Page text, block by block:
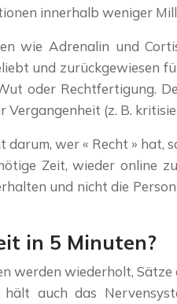
innerhalb weniger
wie Adrenalin und
und zurückgewiesen
oder Rechtfertigung.
(z. B.
wer « Recht » hat,
Zeit, wieder online
und nicht die
in 5 Minuten?
wiederholt,
auch das